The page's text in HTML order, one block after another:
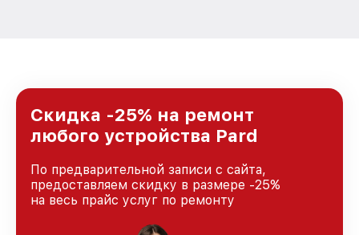
Скидка -25% на ремонт
любого устройства Pard
По предварительной записи с сайта,
предоставляем скидку в размере -25%
на весь прайс услуг по ремонту